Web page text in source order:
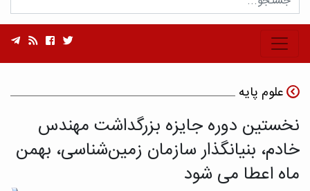
علوم پایه
نخستین دوره جایزه بزرگداشت مهندس
خادم، بنیانگذار سازمان زمین‌شناسی، بهمن
ماه اعطا می شود